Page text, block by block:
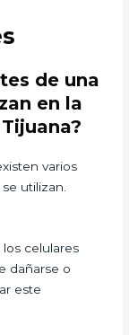
de una
en la
varios
utilizan.
los celulares
dañarse o
este